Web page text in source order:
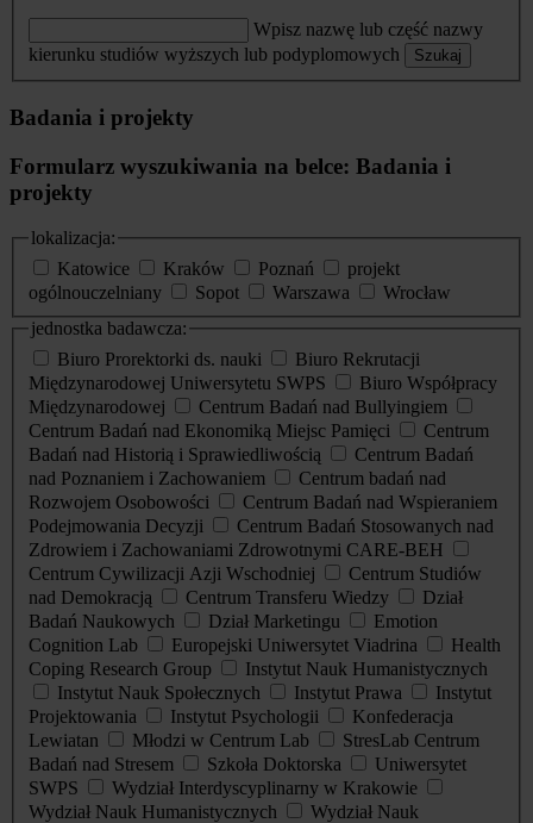
Wpisz nazwę lub część nazwy
kierunku studiów wyższych lub podyplomowych
Szukaj
Badania i projekty
Formularz wyszukiwania na belce: Badania i
projekty
lokalizacja:
Katowice
Kraków Poznań
projekt
ogólnouczelniany
Sopot Warszawa
Wrocław
jednostka badawcza:
Biuro Prorektorki ds. nauki
Biuro Rekrutacji
Międzynarodowej Uniwersytetu SWPS
Biuro Współpracy
Międzynarodowej
Centrum Badań nad Bullyingiem
Centrum Badań nad Ekonomiką Miejsc Pamięci
Centrum
Badań nad Historią i Sprawiedliwością
Centrum Badań
nad Poznaniem i Zachowaniem
Centrum badań nad
Rozwojem Osobowości
Centrum Badań nad Wspieraniem
Podejmowania Decyzji
Centrum Badań Stosowanych nad
Zdrowiem i Zachowaniami Zdrowotnymi CARE-BEH
Centrum Cywilizacji Azji Wschodniej
Centrum Studiów
nad Demokracją
Centrum Transferu Wiedzy
Dział
Badań Naukowych
Dział Marketingu
Emotion
Cognition Lab
Europejski Uniwersytet Viadrina
Health
Coping Research Group
Instytut Nauk Humanistycznych
Instytut Nauk Społecznych
Instytut Prawa
Instytut
Projektowania
Instytut Psychologii
Konfederacja
Lewiatan
Młodzi w Centrum Lab
StresLab Centrum
Badań nad Stresem
Szkoła Doktorska
Uniwersytet
SWPS
Wydział Interdyscyplinarny w Krakowie
Wydział Nauk Humanistycznych
Wydział Nauk